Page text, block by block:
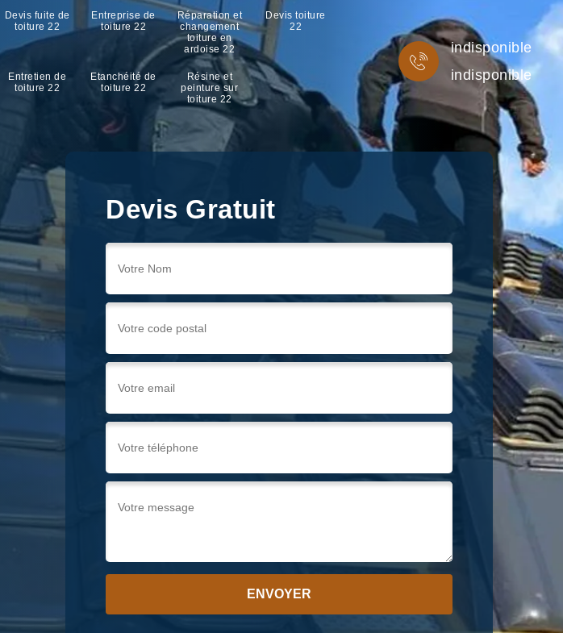
Devis fuite de
toiture 22
Entreprise de
toiture 22
Réparation et
changement
toiture en
ardoise 22
Devis toiture
22
Entretien de
toiture 22
Etanchéité de
toiture 22
Résine et
peinture sur
toiture 22
indisponible
indisponible
Devis Gratuit